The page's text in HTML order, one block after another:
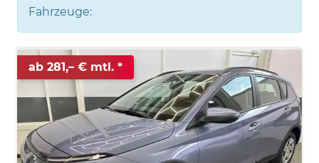
Fahrzeuge:
ab 281,– € mtl.